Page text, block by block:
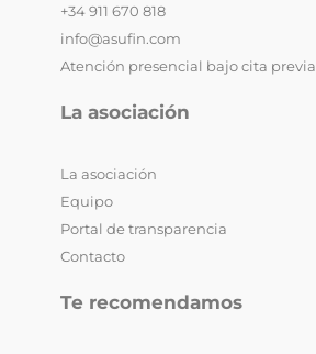
+34 911 670 818
info@asufin.com
Atención presencial bajo cita previa
La asociación
La asociación
Equipo
Portal de transparencia
Contacto
Te recomendamos